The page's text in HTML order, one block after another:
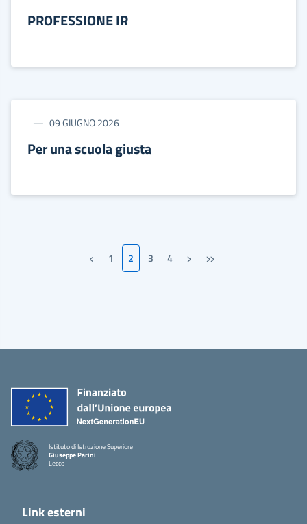
PROFESSIONE IR
09 GIUGNO 2026
Per una scuola giusta
‹Pagina precedente
1 2 3 4 Pagina successiva
› Ultima pagina
»
Istituto di Istruzione Superiore
Giuseppe Parini
Lecco
Link esterni